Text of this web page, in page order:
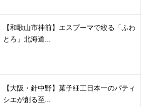
【和歌山市神前】エスプーマで絞る「ふわ
とろ」北海道...
【大阪・針中野】菓子細工日本一のパティ
シエが創る至...